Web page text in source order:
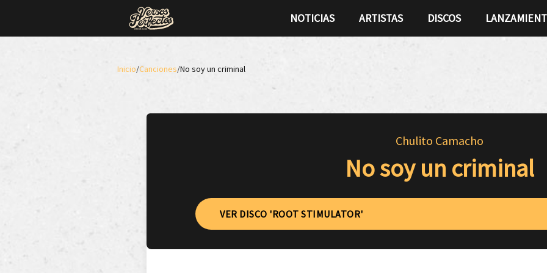
NOTICIAS ARTISTAS DISCOS
Inicio/Canciones/No soy un criminal
Chulito Camacho
No soy un criminal
VER DISCO 'ROOT STIMULATOR'